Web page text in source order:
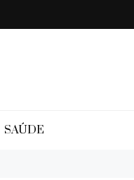
SAÚDE